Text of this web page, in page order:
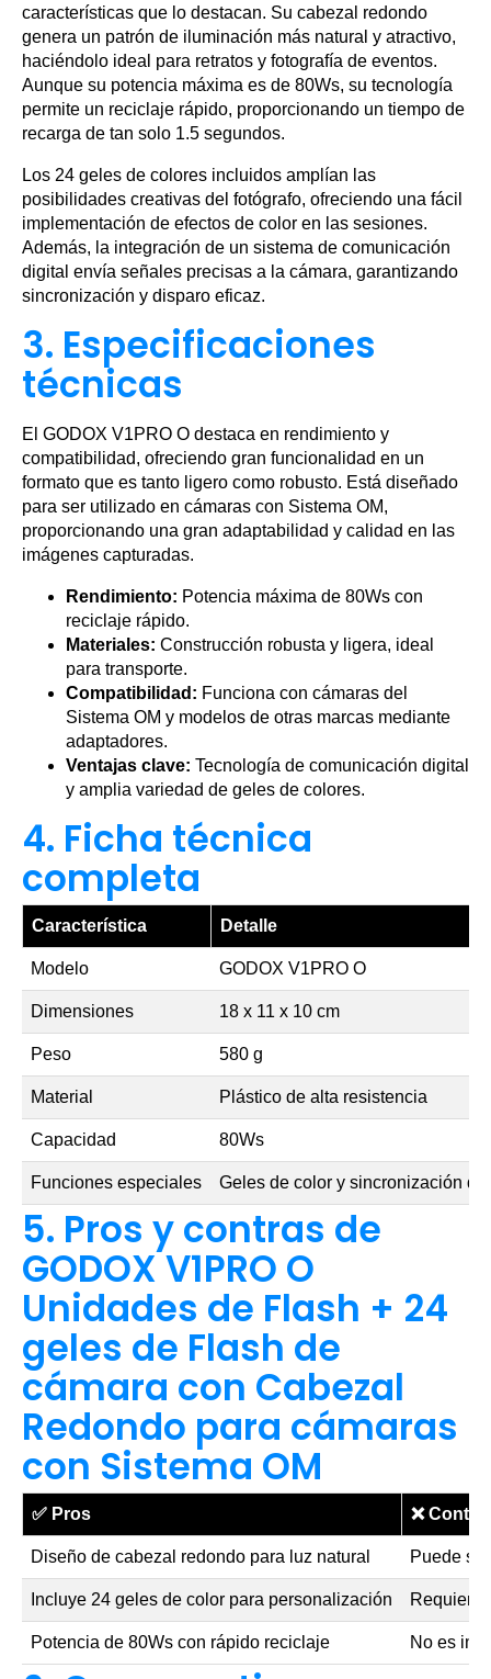
características que lo destacan. Su cabezal redondo
genera un patrón de iluminación más natural y atractivo,
haciéndolo ideal para retratos y fotografía de eventos.
Aunque su potencia máxima es de 80Ws, su tecnología
permite un reciclaje rápido, proporcionando un tiempo de
recarga de tan solo 1.5 segundos.
Los 24 geles de colores incluidos amplían las
posibilidades creativas del fotógrafo, ofreciendo una fácil
implementación de efectos de color en las sesiones.
Además, la integración de un sistema de comunicación
digital envía señales precisas a la cámara, garantizando
sincronización y disparo eficaz.
3. Especificaciones
técnicas
El GODOX V1PRO O destaca en rendimiento y
compatibilidad, ofreciendo gran funcionalidad en un
formato que es tanto ligero como robusto. Está diseñado
para ser utilizado en cámaras con Sistema OM,
proporcionando una gran adaptabilidad y calidad en las
imágenes capturadas.
Rendimiento: Potencia máxima de 80Ws con
reciclaje rápido.
Materiales: Construcción robusta y ligera, ideal
para transporte.
Compatibilidad: Funciona con cámaras del
Sistema OM y modelos de otras marcas mediante
adaptadores.
Ventajas clave: Tecnología de comunicación digital
y amplia variedad de geles de colores.
4. Ficha técnica
completa
Característica Detalle
Modelo GODOX V1PRO O
Dimensiones 18 x 11 x 10 cm
Peso 580 g
Material Plástico de alta resistencia
Capacidad 80Ws
Funciones especiales Geles de color y sincronización
5. Pros y contras de
GODOX V1PRO O
Unidades de Flash + 24
geles de Flash de
cámara con Cabezal
Redondo para cámaras
con Sistema OM
✅ Pros ❌
Diseño de cabezal redondo para luz natural Puede
Incluye 24 geles de color para personalización Requiere
Potencia de 80Ws con rápido reciclaje No es